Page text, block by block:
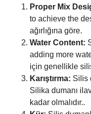
Proper Mix
to achieve the
ağırlığına göre.
Water Content:
adding more
için genellikle
Karıştırma: Silis
Silika dumanı
kadar olmalıdır..